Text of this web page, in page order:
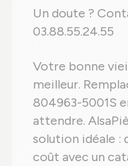
Un doute ?
03.88.55.24.55
Votre bonne
meilleur.
804963-5001S
attendre.
solution idéale :
coût avec un